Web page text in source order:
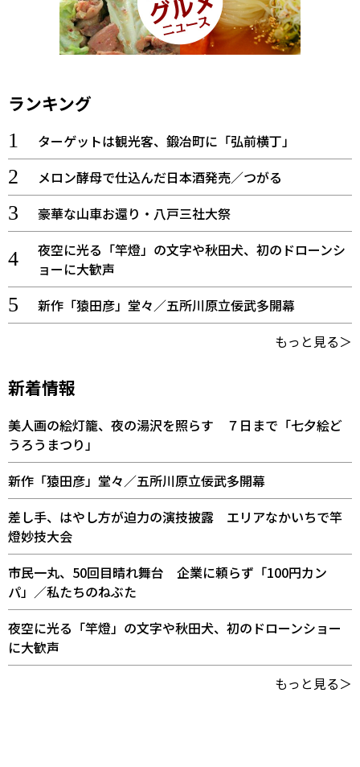
ランキング
ターゲットは観光客、鍛冶町に「弘前横丁」
メロン酵母で仕込んだ日本酒発売／つがる
豪華な山車お還り・八戸三社大祭
夜空に光る「竿燈」の文字や秋田犬、初のドローンシ
ョーに大歓声
新作「猿田彦」堂々／五所川原立佞武多開幕
もっと見る＞
新着情報
美人画の絵灯籠、夜の湯沢を照らす ７日まで「七夕絵ど
うろうまつり」
新作「猿田彦」堂々／五所川原立佞武多開幕
差し手、はやし方が迫力の演技披露 エリアなかいちで竿
燈妙技大会
市民一丸、50回目晴れ舞台 企業に頼らず「100円カン
パ」／私たちのねぶた
夜空に光る「竿燈」の文字や秋田犬、初のドローンショー
に大歓声
もっと見る＞